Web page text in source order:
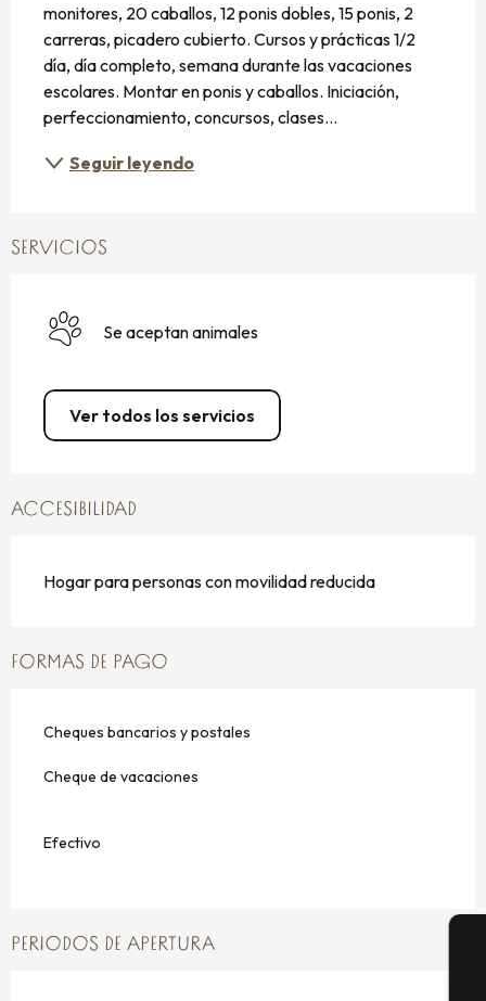
monitores, 20 caballos, 12 ponis dobles, 15 ponis, 2
carreras, picadero cubierto. Cursos y prácticas 1/2
día, día completo, semana durante las vacaciones
escolares. Montar en ponis y caballos. Iniciación,
perfeccionamiento, concursos, clases...
Seguir leyendo
SERVICIOS
Se aceptan animales
Ver todos los servicios
ACCESIBILIDAD
Hogar para personas con movilidad reducida
FORMAS DE PAGO
Cheques bancarios y postales
Cheque de vacaciones
Efectivo
PERIODOS DE APERTURA